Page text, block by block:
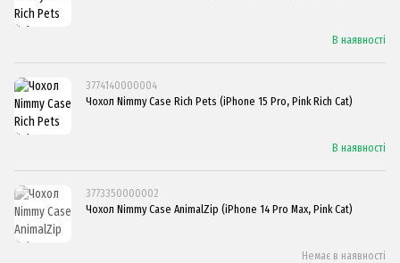
В наявності
3774140000004
Чохол Nimmy Case Rich Pets (iPhone 15 Pro, Pink Rich Cat)
В наявності
3773350000002
Чохол Nimmy Case AnimalZip (iPhone 14 Pro Max, Pink Cat)
Немає в наявності